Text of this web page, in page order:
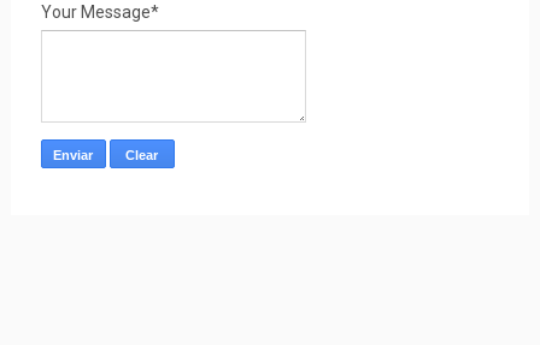
Your Message*